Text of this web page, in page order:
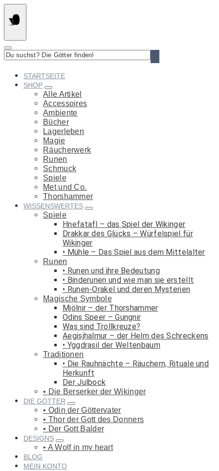
Springe
zum
Inhalt
suchst?
STARTSEITE
SHOP
Alle Artikel
Accessoires
Ambiente
Bücher
Lagerleben
Magie
Räucherwerk
Runen
Schmuck
Spiele
Met und Co.
Thorshammer
WISSENSWERTES
Spiele
Hnefatafl – das Spiel der Wikinger
Drakkar des Glücks – Würfelspiel für
Wikinger
Mühle – Das Spiel aus dem Mittelalter
Runen
Runen und ihre Bedeutung
Binderunen und wie man sie erstellt
Runen-Orakel und deren Mysterien
Magische Symbole
Mjölnir – der Thorshammer
Odins Speer – Gungnir
Was sind Trollkreuze?
Aegisjhalmur – der Helm des Schreckens
Yggdrasil der Weltenbaum
Traditionen
Die Rauhnächte – Räuchern, Rituale und
Herkunft
Der Julbock
Die Berserker der Wikinger
DIE GÖTTER
Odin der Göttervater
Thor der Gott des Donners
Der Gott Balder
DESIGNS
A Wolf in my heart
BLOG
MEIN KONTO